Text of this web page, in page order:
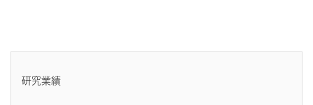
研究業績